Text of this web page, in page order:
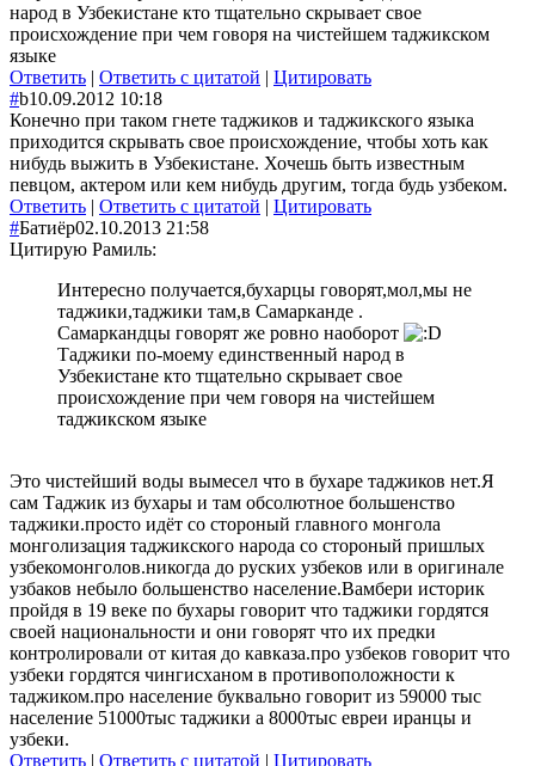
народ в Узбекистане кто тщательно скрывает свое
происхождение при чем говоря на чистейшем таджикском
языке
Ответить | Ответить с цитатой | Цитировать
#b10.09.2012 10:18
Конечно при таком гнете таджиков и таджикского языка
приходится скрывать свое происхождение, чтобы хоть как
нибудь выжить в Узбекистане. Хочешь быть известным
певцом, актером или кем нибудь другим, тогда будь узбеком.
Ответить | Ответить с цитатой | Цитировать
#Батиёр02.10.2013 21:58
Цитирую Рамиль:
Интересно получается,бухарцы говорят,мол,мы не
таджики,таджики там,в Самарканде .
Самаркандцы говорят же ровно наоборот
Таджики по-моему единственный народ в
Узбекистане кто тщательно скрывает свое
происхождение при чем говоря на чистейшем
таджикском языке
Это чистейший воды вымесел что в бухаре таджиков нет.Я
сам Таджик из бухары и там обсолютное большенство
таджики.просто идёт со стороный главного монгола
монголизация таджикского народа со стороный пришлых
узбекомонголов.никогда до руских узбеков или в оригинале
узбаков небыло большенство население.Вамбери историк
пройдя в 19 веке по бухары говорит что таджики гордятся
своей национальности и они говорят что их предки
контролировали от китая до кавказа.про узбеков говорит что
узбеки гордятся чингисханом в противоположности к
таджиком.про население буквально говорит из 59000 тыс
население 51000тыс таджики а 8000тыс евреи иранцы и
узбеки.
Ответить | Ответить с цитатой | Цитировать